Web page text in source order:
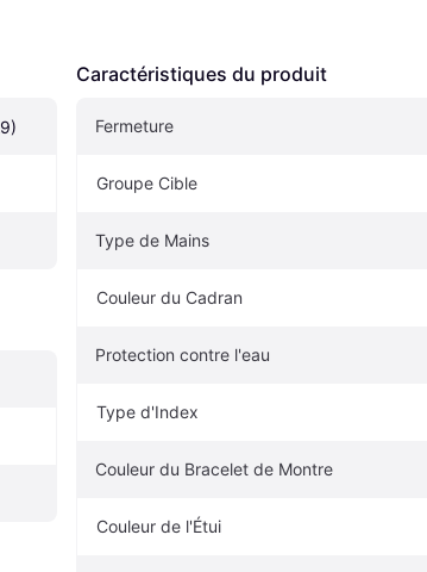
Caractéristiques du produit
Fermeture
Groupe Cible
Type de Mains
Couleur du Cadran
Protection contre l'eau
Type d'Index
Couleur du Bracelet de Montre
Couleur de l'Étui